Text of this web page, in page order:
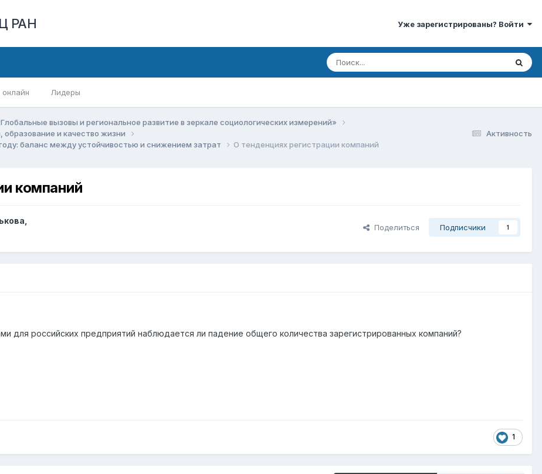
РАН Уже зарегистрированы? Войти
Лидеры
Активность
вызовы и региональное развитие в зеркале социологических измерений»
образование и качество жизни
баланс между устойчивостью и снижением затрат
О тенденциях регистрации компаний
компаний
Поделиться Подписчики 1
для российских предприятий наблюдается ли падение общего количества зарегистрированных компаний?
1